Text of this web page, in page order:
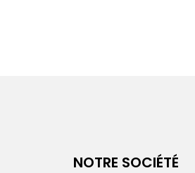
NOTRE SOCIÉTÉ